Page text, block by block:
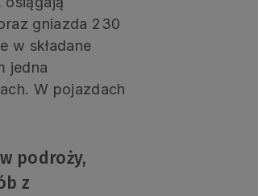
gniazda 230
w składane
jedna
W pojazdach
podroży,
z